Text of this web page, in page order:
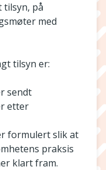
tilsyn, på
med
tilsyn er:
sendt
etter
formulert slik at
praksis
klart fram.